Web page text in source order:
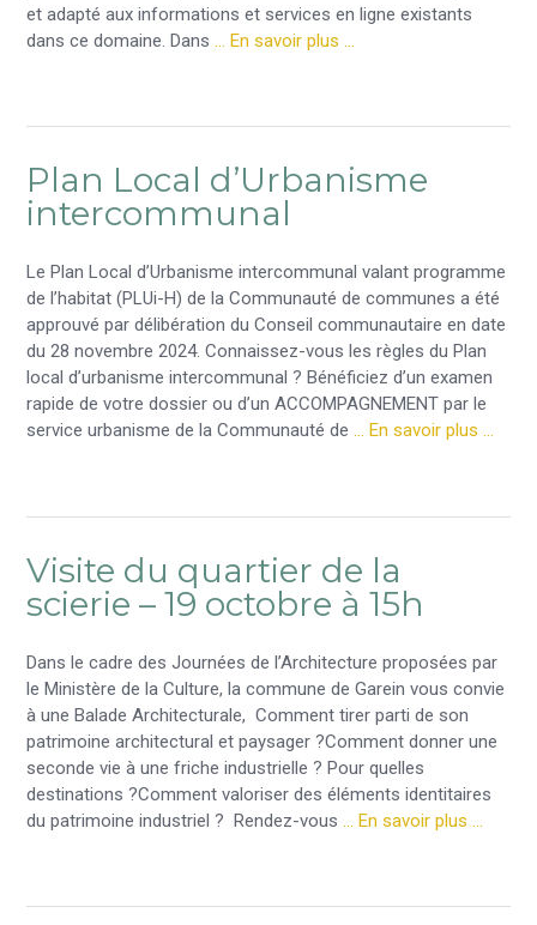
et adapté aux informations et services en ligne existants
dans ce domaine. Dans … En savoir plus …
Plan Local d’Urbanisme
intercommunal
Le Plan Local d’Urbanisme intercommunal valant programme
de l’habitat (PLUi-H) de la Communauté de communes a été
approuvé par délibération du Conseil communautaire en date
du 28 novembre 2024. Connaissez-vous les règles du Plan
local d’urbanisme intercommunal ? Bénéficiez d’un examen
rapide de votre dossier ou d’un ACCOMPAGNEMENT par le
service urbanisme de la Communauté de … En savoir plus …
Visite du quartier de la
scierie – 19 octobre à 15h
Dans le cadre des Journées de l’Architecture proposées par
le Ministère de la Culture, la commune de Garein vous convie
à une Balade Architecturale, Comment tirer parti de son
patrimoine architectural et paysager ?Comment donner une
seconde vie à une friche industrielle ? Pour quelles
destinations ?Comment valoriser des éléments identitaires
du patrimoine industriel ? Rendez-vous … En savoir plus …